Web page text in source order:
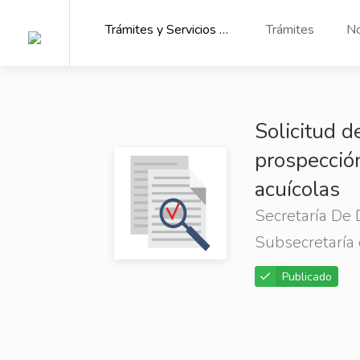
Trámites y Servicios del Estado de Nayarit Trámites
Solicitud
acuícolas
Secretaría De
Publicado